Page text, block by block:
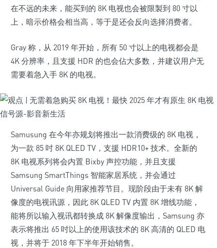
在不远的未来，能买到的 8K 电视也会被限製到 80 寸以
上，暗示价格会相当高，等于是还会反向选择消费者。
Gray 称，从 2019 年开始，所有 50 寸以上的电视都会是
4K 分辨率，且支援 HDR 的也会佔大多数，并建议用户无
需要着急入手 8K 的电视。
Samusung 在今年亦规划将推出一款消费级的 8K 电视，
为一款 85 吋 8K QLED TV，支援 HDR10+ 技术。全新的
8K 电视系列将会内置 Bixby 声控功能，并且支援
Samsung SmartThings 智能家居系统，并会通过
Universal Guide 向用家推荐节目。现阶段由于未有 8K 解
像度的电视讯源，因此 8K QLED TV 内置 8K 增线功能，
能将所以输入视讯都转换成 8K 解像度输出，Samsung 亦
表示将推出 65 吋以上的使用该技术的 8K 高清的 QLED 电
视，并将于 2018 年下半年开始销售。